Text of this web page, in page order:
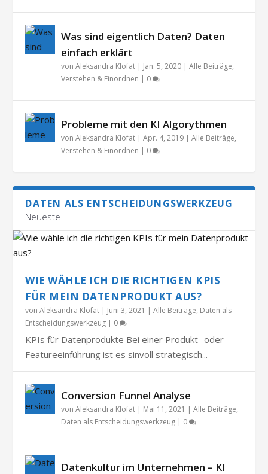
Was sind eigentlich Daten? Daten
einfach erklärt
vonAleksandra Klofat | Jan. 5, 2020 |Alle Beiträge,
Verstehen & Einordnen | 0
Probleme mit den KI Algorythmen
vonAleksandra Klofat |Apr. 4, 2019 |Alle Beiträge,
Verstehen & Einordnen | 0
DATEN ALS ENTSCHEIDUNGSWERKZEUG
Neueste
WIE WÄHLE ICH DIE RICHTIGEN KPIS
FÜR MEIN DATENPRODUKT AUS?
vonAleksandra Klofat | Juni 3, 2021 |Alle Beiträge, Daten als
Entscheidungswerkzeug | 0
KPIs für Datenprodukte Bei einer Produkt- oder
Featureeinführung ist es sinvoll strategisch...
Conversion Funnel Analyse
vonAleksandra Klofat | Mai 11, 2021 |Alle Beiträge,
Daten als Entscheidungswerkzeug | 0
Datenkultur im Unternehmen – KI